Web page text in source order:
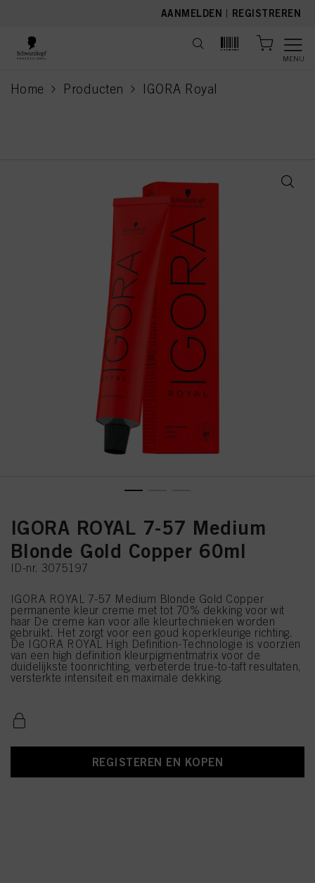
AANMELDEN | REGISTREREN
MENU
Home Producten IGORA Royal
current page
IGORA ROYAL 7-57 Medium
Blonde Gold Copper 60ml
ID-nr. 3075197
IGORA ROYAL 7-57 Medium Blonde Gold Copper
permanente kleur creme met tot 70% dekking voor wit
haar De creme kan voor alle kleurtechnieken worden
gebruikt. Het zorgt voor een goud koperkleurige richting.
De IGORA ROYAL High Definition-Technologie is voorzien
van een high definition kleurpigmentmatrix voor de
duidelijkste toonrichting, verbeterde true-to-taft resultaten,
versterkte intensiteit en maximale dekking.
REGISTEREN EN KOPEN